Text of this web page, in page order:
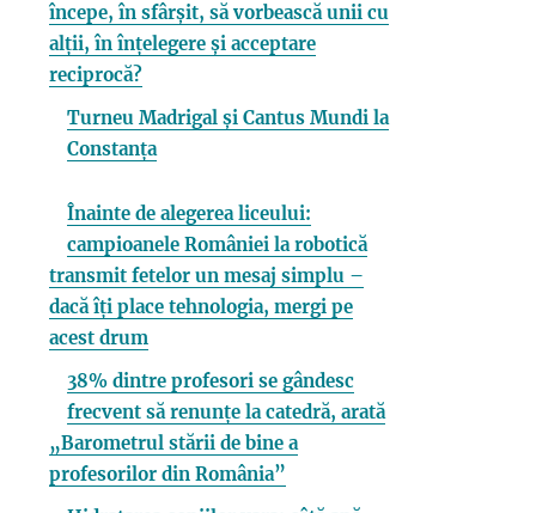
începe, în sfârșit, să vorbească unii cu
alții, în înțelegere și acceptare
reciprocă?
Turneu Madrigal și Cantus Mundi la
Constanța
Înainte de alegerea liceului:
campioanele României la robotică
transmit fetelor un mesaj simplu –
dacă îți place tehnologia, mergi pe
acest drum
38% dintre profesori se gândesc
frecvent să renunțe la catedră, arată
„Barometrul stării de bine a
profesorilor din România”